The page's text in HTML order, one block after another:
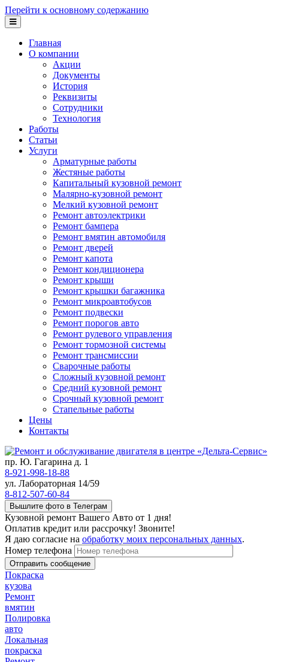
Перейти к основному содержанию
Главная
О компании
Акции
Документы
История
Реквизиты
Сотрудники
Технология
Работы
Статьи
Услуги
Арматурные работы
Жестяные работы
Капитальный кузовной ремонт
Малярно-кузовной ремонт
Мелкий кузовной ремонт
Ремонт автоэлектрики
Ремонт бампера
Ремонт вмятин автомобиля
Ремонт дверей
Ремонт капота
Ремонт кондиционера
Ремонт крыши
Ремонт крышки багажника
Ремонт микроавтобусов
Ремонт подвески
Ремонт порогов авто
Ремонт рулевого управления
Ремонт тормозной системы
Ремонт трансмиссии
Сварочные работы
Сложный кузовной ремонт
Средний кузовной ремонт
Срочный кузовной ремонт
Стапельные работы
Цены
Контакты
пр. Ю. Гагарина д. 1
8-921-998-18-88
ул. Лабораторная 14/59
8-812-507-60-84
Вышлите фото в Телеграм
Кузовной ремонт Вашего Авто от 1 дня!
Оплатив кредит или рассрочку! Звоните!
Я даю согласие на обработку моих персональных данных.
Номер телефона
Покраска
кузова
Ремонт
вмятин
Полировка
авто
Локальная
покраска